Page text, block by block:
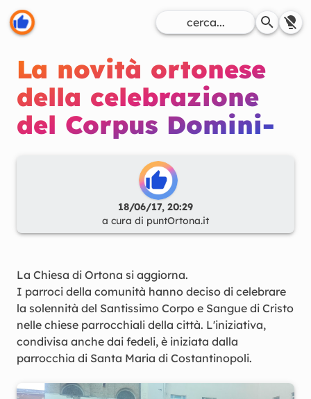
La novità ortonese
della celebrazione
del Corpus Domini-
18/06/17, 20:29
a cura di puntOrtona.it
La Chiesa di Ortona si aggiorna.
I parroci della comunità hanno deciso di celebrare
la solennità del Santissimo Corpo e Sangue di Cristo
nelle chiese parrocchiali della città. L'iniziativa,
condivisa anche dai fedeli, è iniziata dalla
parrocchia di Santa Maria di Costantinopoli.